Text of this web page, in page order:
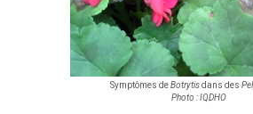
Symptômes deBotrytisdans des
Photo : IQDHO